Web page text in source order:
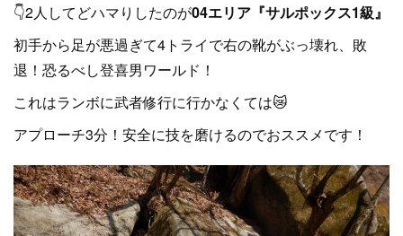
👇2人してどハマりしたのが04エリア『サルポックス1級』
初手から足が悪過ぎて4トライで右の靴がぶっ壊れ、敗
退！恐るべし登喜男ワールド！
これはランボに武者修行に行かなくては😿
アプローチ3分！安全に技を磨けるのでおススメです！